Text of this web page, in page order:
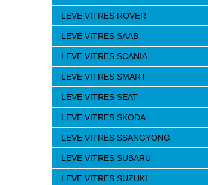
LEVE VITRES ROVER
LEVE VITRES SAAB
LEVE VITRES SCANIA
LEVE VITRES SMART
LEVE VITRES SEAT
LEVE VITRES SKODA
LEVE VITRES SSANGYONG
LEVE VITRES SUBARU
LEVE VITRES SUZUKI